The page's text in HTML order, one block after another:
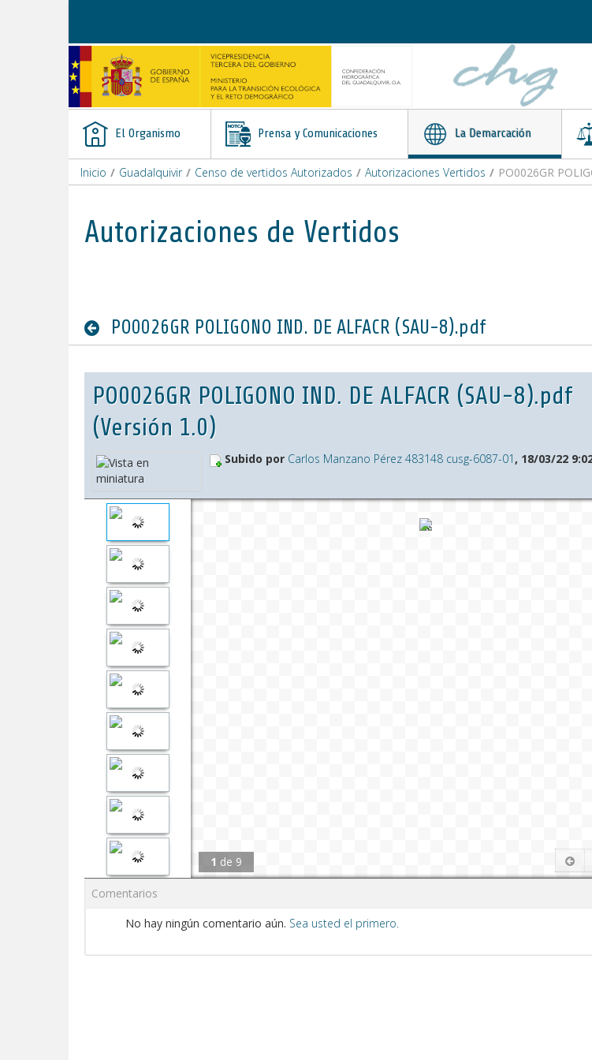
El Organismo Prensa y Comunicaciones La Demarcación
Inicio / Guadalquivir / Censo de vertidos Autorizados / Autorizaciones Vertidos / PO0026GR
Autorizaciones de Vertidos
PO0026GR POLIGONO IND. DE ALFACR (SAU-8).pdf
PO0026GR POLIGONO IND. DE ALFACR (SAU-8).pdf
(Versión 1.0)
Subido por Carlos Manzano Pérez 483148 cusg-6087-01 , 18/03/22
1 de 9
Comentarios
No hay ningún comentario aún. Sea usted el primero.